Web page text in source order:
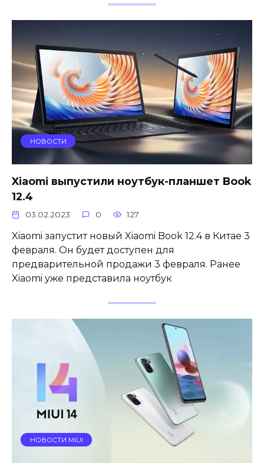
НОВОСТИ
Xiaomi выпустили ноутбук-планшет Book
12.4
03.02.2023 0 127
Xiaomi запустит новый Xiaomi Book 12.4 в Китае 3
февраля. Он будет доступен для
предварительной продажи 3 февраля. Ранее
Xiaomi уже представила ноутбук
НОВОСТИ MIUI